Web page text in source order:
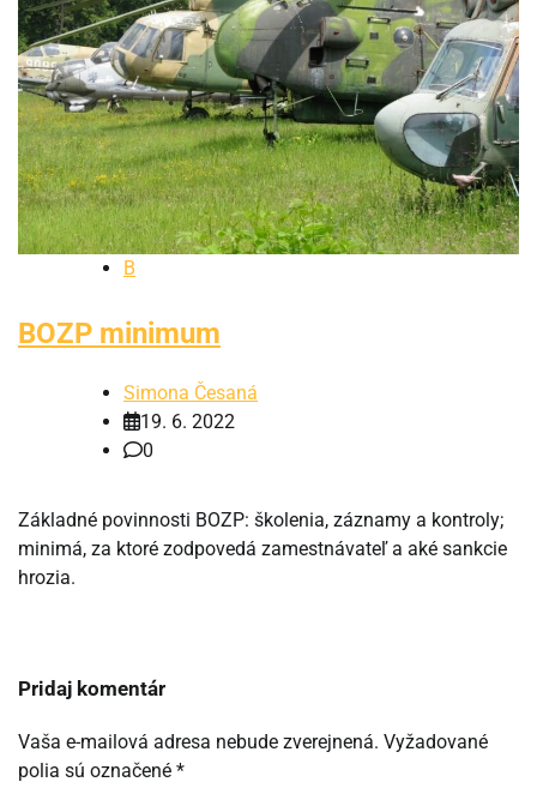
B
BOZP minimum
Simona Česaná
19. 6. 2022
0
Základné povinnosti BOZP: školenia, záznamy a kontroly;
minimá, za ktoré zodpovedá zamestnávateľ a aké sankcie
hrozia.
Pridaj komentár
Vaša e-mailová adresa nebude zverejnená. Vyžadované
polia sú označené *